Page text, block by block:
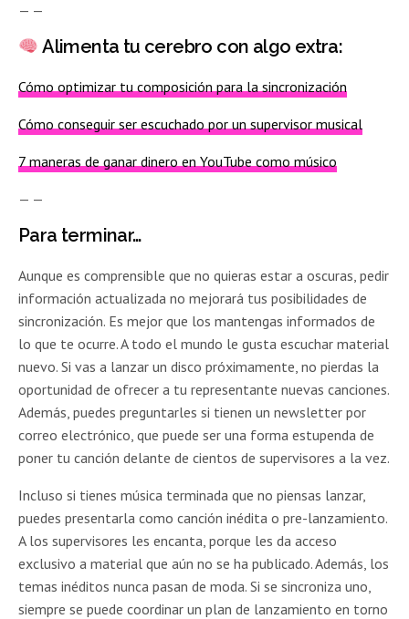
— —
Alimenta tu cerebro con algo extra:
Cómo optimizar tu composición para la sincronización
Cómo conseguir ser escuchado por un supervisor musical
7 maneras de ganar dinero en YouTube como músico
— —
Para terminar…
Aunque es comprensible que no quieras estar a oscuras, pedir
información actualizada no mejorará tus posibilidades de
sincronización. Es mejor que los mantengas informados de
lo que te ocurre. A todo el mundo le gusta escuchar material
nuevo. Si vas a lanzar un disco próximamente, no pierdas la
oportunidad de ofrecer a tu representante nuevas canciones.
Además, puedes preguntarles si tienen un newsletter por
correo electrónico, que puede ser una forma estupenda de
poner tu canción delante de cientos de supervisores a la vez.
Incluso si tienes música terminada que no piensas lanzar,
puedes presentarla como canción inédita o pre-lanzamiento.
A los supervisores les encanta, porque les da acceso
exclusivo a material que aún no se ha publicado. Además, los
temas inéditos nunca pasan de moda. Si se sincroniza uno,
siempre se puede coordinar un plan de lanzamiento en torno